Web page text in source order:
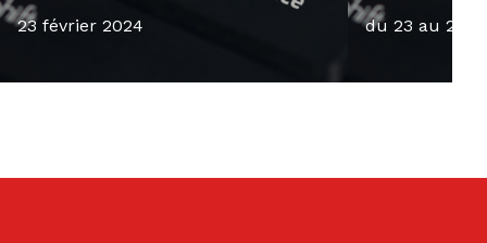
23 février 2024 du 23 au 24